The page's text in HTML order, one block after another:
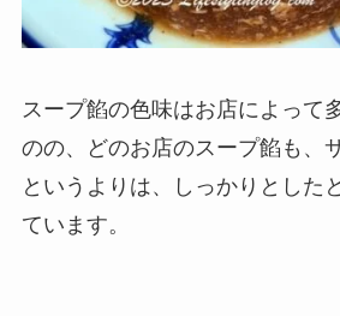
スープ餡の色味はお店によって
のの、どのお店のスープ餡も、
というよりは、
しっかりとした
ています。